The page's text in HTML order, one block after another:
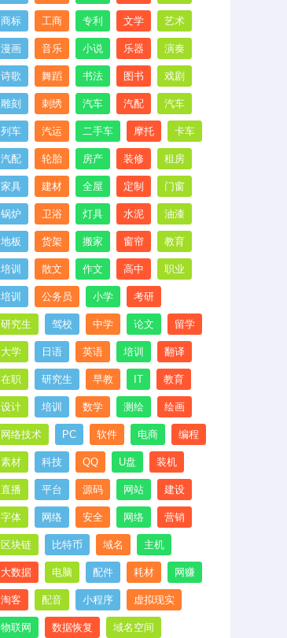
商标 工商 专利 文学 艺术
漫画 音乐 小说 乐器 演奏
诗歌 舞蹈 书法 图书 戏剧
雕刻 刺绣 汽车 汽配 汽车
列车 汽运 二手车 摩托 卡车
汽配 轮胎 房产 装修 租房
家具 建材 全屋 定制 门窗
锅炉 卫浴 灯具 水泥 油漆
地板 货架 搬家 窗帘 教育
培训 散文 作文 高中 职业
培训 公务员 小学 考研
研究生 驾校 中学 论文 留学
大学 日语 英语 培训 翻译
在职 研究生 早教 IT 教育
设计 培训 数学 测绘 绘画
网络技术 PC 软件 电商 编程
素材 科技 QQ U盘 装机
直播 平台 源码 网站 建设
字体 网络 安全 网络 营销
区块链 比特币 域名 主机
大数据 电脑 配件 耗材 网赚
淘客 配音 小程序 虚拟现实
物联网 数据恢复 域名空间